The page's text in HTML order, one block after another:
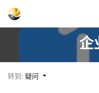
企
转到: 疑问